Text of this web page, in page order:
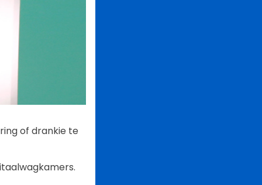
of drankie te